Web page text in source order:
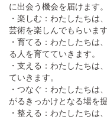
に出会う機会を届けます。
・楽しむ：わたしたちは
芸術を楽しんでもらいます
・育てる：わたしたちは
る人を育てていきます。
・支える：わたしたちは
ていきます。
・つなぐ：わたしたちは
がるきっかけとなる場を
・整える：わたしたちは